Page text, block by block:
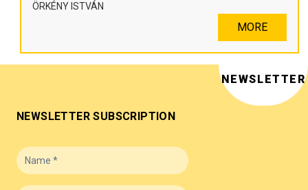
ÖRKÉNY ISTVÁN
MORE
NEWSLETTER
NEWSLETTER SUBSCRIPTION